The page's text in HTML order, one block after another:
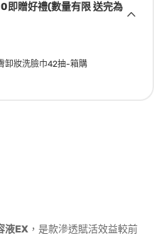
贈好禮(數量有限 送完為
卸妝洗臉巾42抽-箱購
液EX ，是款滲透賦活效益較前